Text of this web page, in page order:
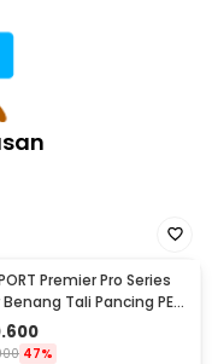
Premier Pro Series
Tali Pancing PE
300M 0.23mm
47%